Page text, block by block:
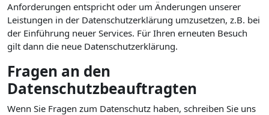
Anforderungen entspricht oder um Änderungen unserer
Leistungen in der Datenschutzerklärung umzusetzen, z.B. bei
der Einführung neuer Services. Für Ihren erneuten Besuch
gilt dann die neue Datenschutzerklärung.
Fragen an den
Datenschutzbeauftragten
Wenn Sie Fragen zum Datenschutz haben, schreiben Sie uns